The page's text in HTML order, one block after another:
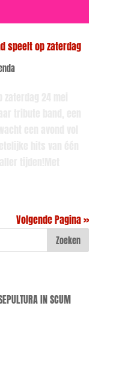
speelt op zaterdag
Volgende Pagina »
Zoeken
IN SCUM